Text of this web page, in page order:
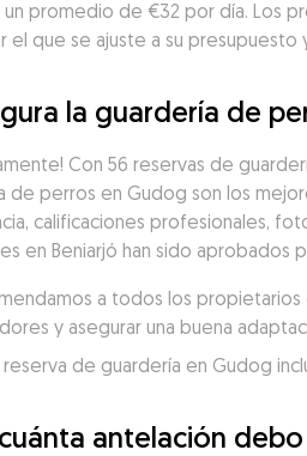
un promedio de €32 por día. Los
el que se ajuste a su
la guardería de
Con 56 reservas de
de perros en Gudog son los
calificaciones profesionales,
en Beniarjó han sido aprobados
a todos los
y asegurar una buena
reserva de guardería en Gudog
antelación